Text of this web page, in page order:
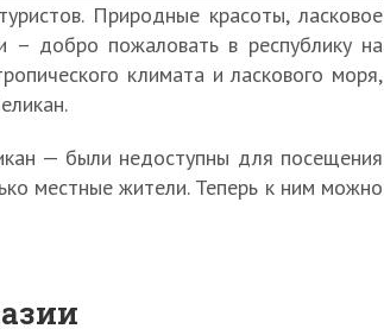
Природные красоты, ласковое
– добро пожаловать в республику на
климата и ласкового моря,
— были недоступны для посещения
местные жители. Теперь к ним можно